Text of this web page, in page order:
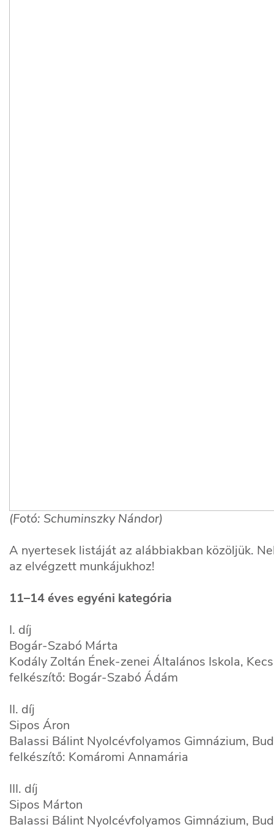
(Fotó: Schuminszky Nándor)
A nyertesek listáját az alábbiakban közöljük.
az elvégzett munkájukhoz!
11–14 éves egyéni kategória
I. díj
Bogár-Szabó Márta
Kodály Zoltán Ének-zenei Általános Iskola,
felkészítő: Bogár-Szabó Ádám
II. díj
Sipos Áron
Balassi Bálint Nyolcévfolyamos Gimnázium,
felkészítő: Komáromi Annamária
III. díj
Sipos Márton
Balassi Bálint Nyolcévfolyamos Gimnázium,